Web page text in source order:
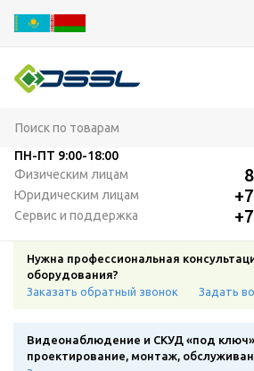
ПН-ПТ 9:00-18:00
Физическим лицам
Юридическим лицам
Сервис и поддержка
Нужна профессиональная
оборудования?
Заказать обратный звонок
Задать
Видеонаблюдение и СКУД «под
проектирование, монтаж,